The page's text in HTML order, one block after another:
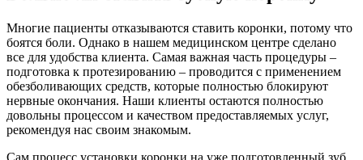
Многие пациенты отказываются ставить коронки, потому что
боятся боли. Однако в нашем медицинском центре сделано
все для удобства клиента. Самая важная часть процедуры –
подготовка к протезированию – проводится с применением
обезболивающих средств, которые полностью блокируют
нервные окончания. Наши клиенты остаются полностью
довольны процессом и качеством предоставляемых услуг,
рекомендуя нас своим знакомым.
Сам процесс установки коронки на уже подготовленный зуб